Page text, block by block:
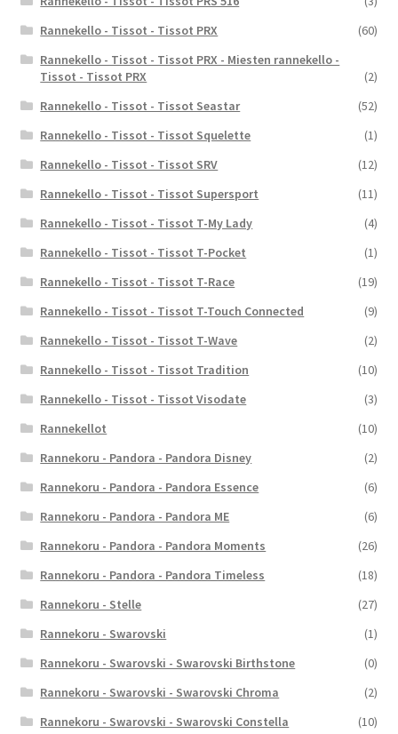
Rannekello - Tissot - Tissot PRX
(60)
Rannekello - Tissot - Tissot PRX - Miesten rannekello -
Tissot - Tissot PRX
(2)
Rannekello - Tissot - Tissot Seastar
(52)
Rannekello - Tissot - Tissot Squelette
(1)
Rannekello - Tissot - Tissot SRV
(12)
Rannekello - Tissot - Tissot Supersport
(11)
Rannekello - Tissot - Tissot T-My Lady
(4)
Rannekello - Tissot - Tissot T-Pocket
(1)
Rannekello - Tissot - Tissot T-Race
(19)
Rannekello - Tissot - Tissot T-Touch Connected
(9)
Rannekello - Tissot - Tissot T-Wave
(2)
Rannekello - Tissot - Tissot Tradition
(10)
Rannekello - Tissot - Tissot Visodate
(3)
Rannekellot
(10)
Rannekoru - Pandora - Pandora Disney
(2)
Rannekoru - Pandora - Pandora Essence
(6)
Rannekoru - Pandora - Pandora ME
(6)
Rannekoru - Pandora - Pandora Moments
(26)
Rannekoru - Pandora - Pandora Timeless
(18)
Rannekoru - Stelle
(27)
Rannekoru - Swarovski
(1)
Rannekoru - Swarovski - Swarovski Birthstone
(0)
Rannekoru - Swarovski - Swarovski Chroma
(2)
Rannekoru - Swarovski - Swarovski Constella
(10)